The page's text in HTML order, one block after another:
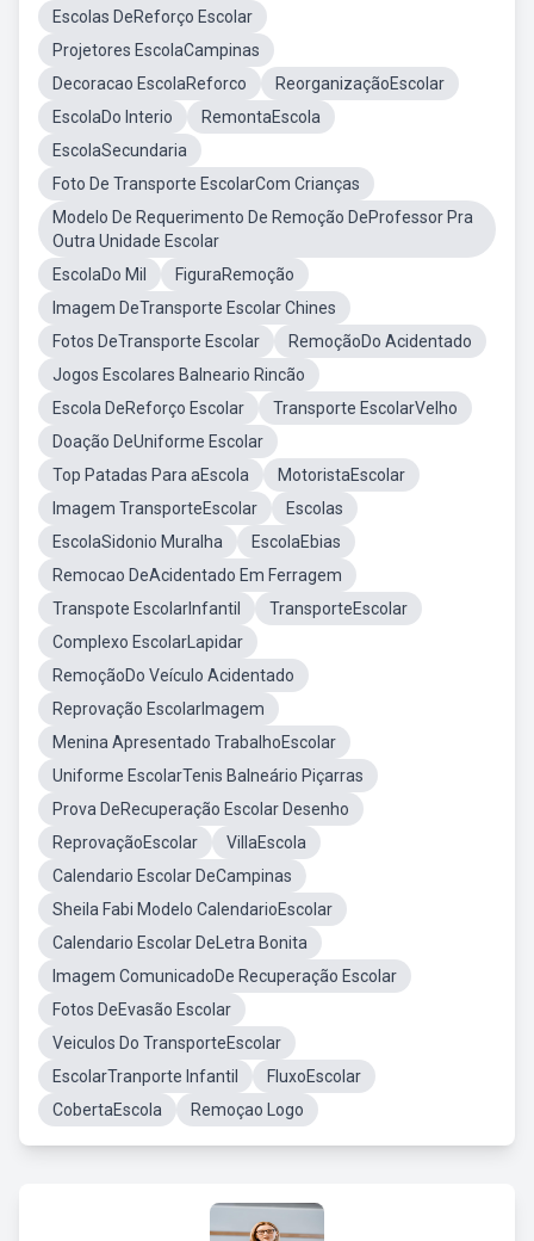
Escolas DeReforço Escolar
Projetores EscolaCampinas
Decoracao EscolaReforco
ReorganizaçãoEscolar
EscolaDo Interio
RemontaEscola
EscolaSecundaria
Foto De Transporte EscolarCom Crianças
Modelo De Requerimento De Remoção DeProfessor Pra
Outra Unidade Escolar
EscolaDo Mil
FiguraRemoção
Imagem DeTransporte Escolar Chines
Fotos DeTransporte Escolar
RemoçãoDo Acidentado
Jogos Escolares Balneario Rincão
Escola DeReforço Escolar
Transporte EscolarVelho
Doação DeUniforme Escolar
Top Patadas Para aEscola
MotoristaEscolar
Imagem TransporteEscolar
Escolas
EscolaSidonio Muralha
EscolaEbias
Remocao DeAcidentado Em Ferragem
Transpote EscolarInfantil
TransporteEscolar
Complexo EscolarLapidar
RemoçãoDo Veículo Acidentado
Reprovação EscolarImagem
Menina Apresentado TrabalhoEscolar
Uniforme EscolarTenis Balneário Piçarras
Prova DeRecuperação Escolar Desenho
ReprovaçãoEscolar
VillaEscola
Calendario Escolar DeCampinas
Sheila Fabi Modelo CalendarioEscolar
Calendario Escolar DeLetra Bonita
Imagem ComunicadoDe Recuperação Escolar
Fotos DeEvasão Escolar
Veiculos Do TransporteEscolar
EscolarTranporte Infantil
FluxoEscolar
CobertaEscola
Remoçao Logo